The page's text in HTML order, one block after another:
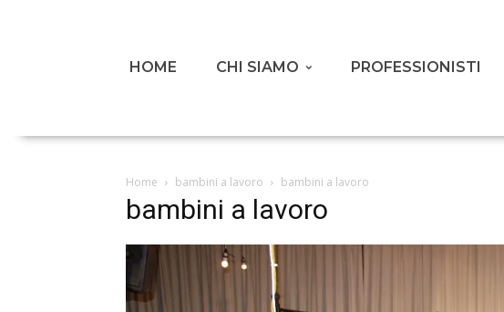
HOME CHI SIAMO PROFESSIONISTI
Home bambini a lavoro bambini a lavoro
bambini a lavoro